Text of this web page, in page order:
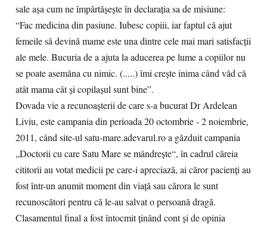
sale așa cum ne împărtășește în declarația sa de misiune:
“Fac medicina din pasiune. Iubesc copiii, iar faptul că ajut
femeile să devină mame este una dintre cele mai mari satisfacții
ale mele. Bucuria de a ajuta la aducerea pe lume a copiilor nu
se poate asemăna cu nimic. (.....) îmi crește inima când văd că
atât mama cât și copilașul sunt bine”.
Dovada vie a recunoașterii de care s-a bucurat Dr Ardelean
Liviu, este campania din perioada 20 octombrie - 2 noiembrie,
2011, când site-ul satu-mare.adevarul.ro a găzduit campania
„Doctorii cu care Satu Mare se mândreşte“, în cadrul căreia
cititorii au votat medicii pe care-i apreciază, ai căror pacienţi au
fost într-un anumit moment din viaţă sau cărora le sunt
recunoscători pentru că le-au salvat o persoană dragă.
Clasamentul final a fost întocmit ţinând cont şi de opinia